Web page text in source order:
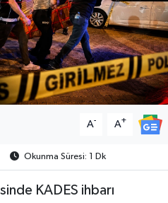
A- A+
Okunma Süresi: 1 Dk
KADES ihbarı